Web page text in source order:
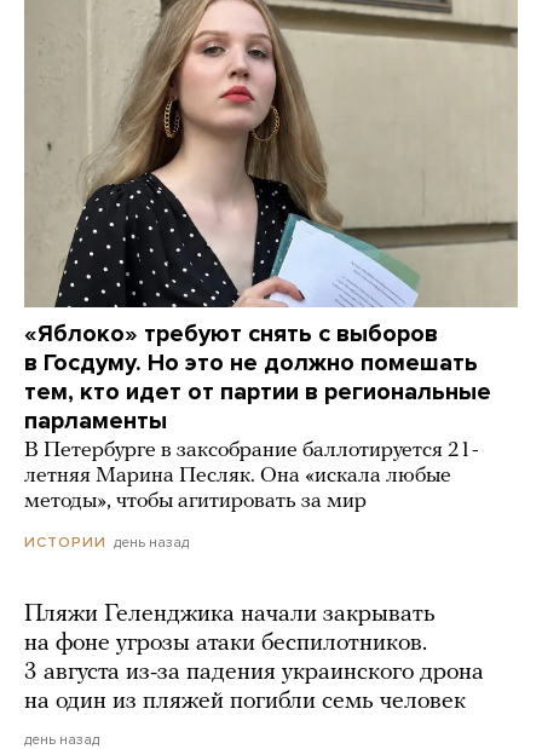
«Яблоко» требуют снять с выборов
в Госдуму. Но это не должно помешать
тем, кто идет от партии в региональные
парламенты
В Петербурге в заксобрание баллотируется 21-
летняя Марина Песляк. Она «искала любые
методы», чтобы агитировать за мир
ИСТОРИИ день назад
Пляжи Геленджика начали закрывать
на фоне угрозы атаки беспилотников.
3 августа из-за падения украинского дрона
на один из пляжей погибли семь человек
день назад